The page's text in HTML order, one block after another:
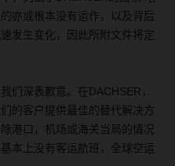
亦或根本没有运作，以及背后
发生变化，因此所附文件将定
们深表歉意。在DACHSER ，
的客户提供最佳的替代解决方
港口，机场或海关当局的情况
本上没有客运航班，全球空运